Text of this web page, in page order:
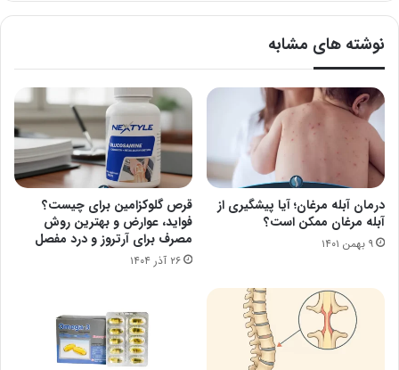
نوشته های مشابه
درمان آبله مرغان؛ آیا پیشگیری از
آبله مرغان ممکن است؟
۹ بهمن ۱۴۰۱
قرص گلوکزامین برای چیست؟
فواید، عوارض و بهترین روش
مصرف برای آرتروز و درد مفصل
۲۶ آذر ۱۴۰۴